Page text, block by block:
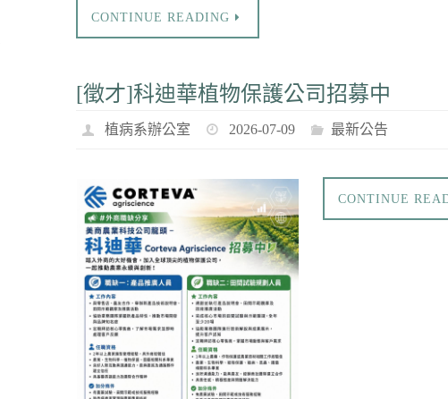
CONTINUE READING
[徵才]科迪華植物保護公司招募中
植病系辦公室 2026-07-09 最新公告
CONTINUE